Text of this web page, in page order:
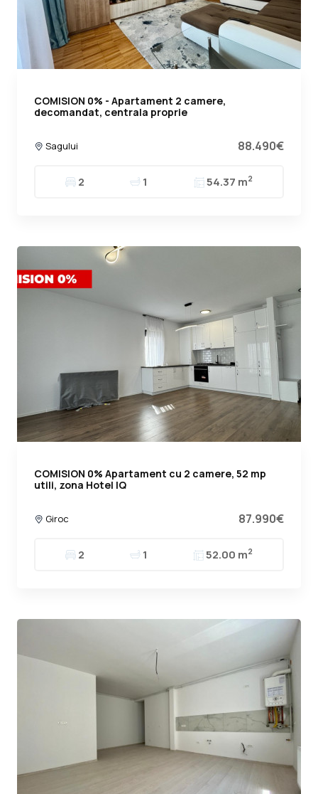
COMISION 0% - Apartament 2 camere,
decomandat, centrala proprie
Sagului 88.490€
2 1 54.37 m2
COMISION 0% Apartament cu 2 camere, 52 mp
utili, zona Hotel IQ
Giroc 87.990€
2 1 52.00 m2